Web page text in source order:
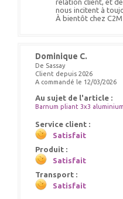
relation client, et
nous incitent à
À bientôt chez
Dominique C.
De Sassay
Client depuis 2026
A commandé le 12/03/2026
Au sujet de l'article :
Barnum pliant 3x3
Service client :
Satisfait
Produit :
Satisfait
Transport :
Satisfait